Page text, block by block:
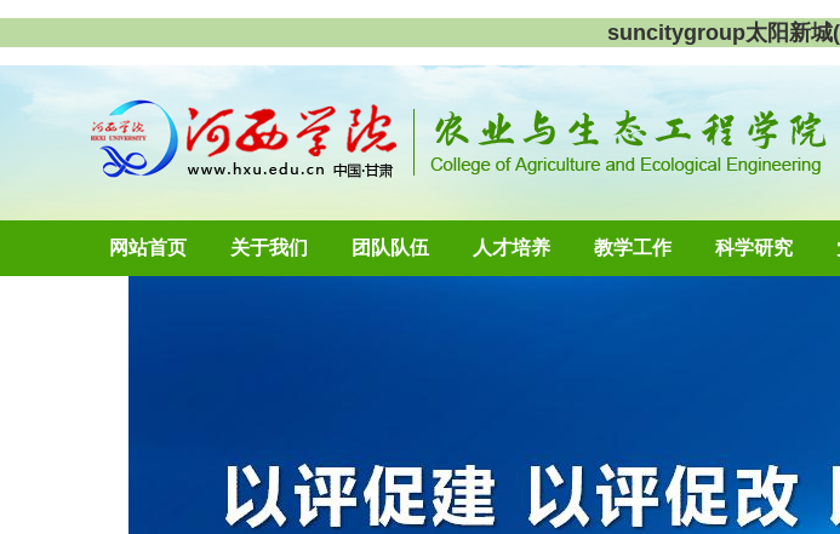
suncitygroup太阳新城
网站首页 关于我们 团队队伍 人才培养 教学工作 科学研究